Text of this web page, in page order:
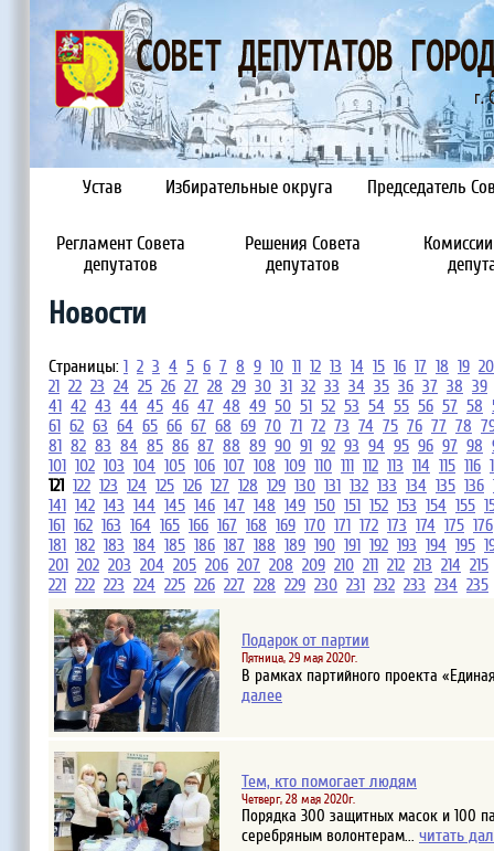
Устав Избирательные округа Председатель
Регламент Совета
депутатов
Решения Совета
депутатов
Новости
Страницы: 1 2 3 4 5 6 7 8 9 10 11 12 13 14 15 16 17 18 19 20
21 22 23 24 25 26 27 28 29 30 31 32 33 34 35 36 37 38 39
41 42 43 44 45 46 47 48 49 50 51 52 53 54 55 56 57 58
61 62 63 64 65 66 67 68 69 70 71 72 73 74 75 76 77 78
81 82 83 84 85 86 87 88 89 90 91 92 93 94 95 96 97 98
101 102 103 104 105 106 107 108 109 110 111 112 113 114 115 116
121 122 123 124 125 126 127 128 129 130 131 132 133 134 135 136
141 142 143 144 145 146 147 148 149 150 151 152 153 154 155
161 162 163 164 165 166 167 168 169 170 171 172 173 174 175 176
181 182 183 184 185 186 187 188 189 190 191 192 193 194 195
201 202 203 204 205 206 207 208 209 210 211 212 213 214 215
221 222 223 224 225 226 227 228 229 230 231 232 233 234 235
Подарок от партии
Пятница, 29 мая 2020г.
В рамках партийного проекта
далее
Тем, кто помогает людям
Четверг, 28 мая 2020г.
Порядка 300 защитных масок и 100
серебряным волонтерам... читать